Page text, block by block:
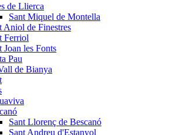
de Llierca
Sant Miquel de Montella
Aniol de Finestres
Ferriol
Joan les Fonts
Pau
de Bianya
Sant Llorenç de Bescanó
Sant Andreu d'Estanyol